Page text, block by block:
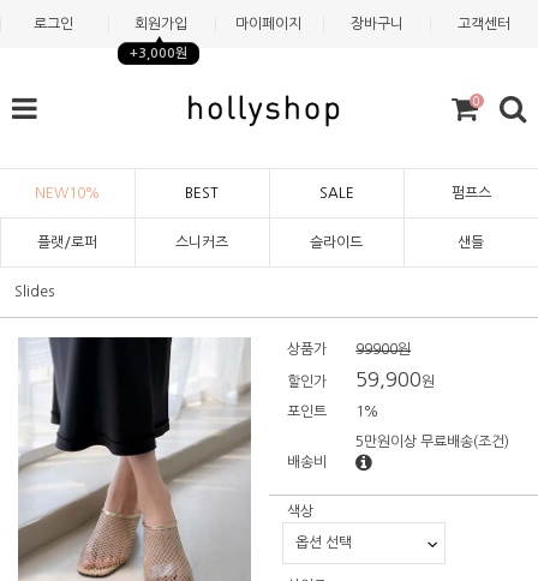
로그인 회원가입
+3,000원
마이페이지 장바구니 고객센터
0
NEW10% BEST SALE 펌프스
플랫/로퍼 스니커즈 슬라이드 샌들
Slides
상품가 99900원
할인가 59,900원
포인트 1%
배송비
5만원이상 무료배송(조건)
색상